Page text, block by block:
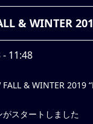
& WINTER
- 11:48
& WINTER
がスタートしました